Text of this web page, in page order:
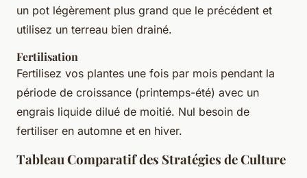
un pot légèrement plus grand que le précédent et
utilisez un terreau bien drainé.
Fertilisation
Fertilisez vos plantes une fois par mois pendant la
période de croissance (printemps-été) avec un
engrais liquide dilué de moitié. Nul besoin de
fertiliser en automne et en hiver.
Tableau Comparatif des Stratégies de Culture